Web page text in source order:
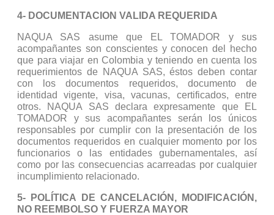
4- DOCUMENTACION VALIDA REQUERIDA
NAQUA SAS asume que EL TOMADOR y sus
acompañantes son conscientes y conocen del hecho
que para viajar en Colombia y teniendo en cuenta los
requerimientos de NAQUA SAS, éstos deben contar
con los documentos requeridos, documento de
identidad vigente, visa, vacunas, certificados, entre
otros. NAQUA SAS declara expresamente que EL
TOMADOR y sus acompañantes serán los únicos
responsables por cumplir con la presentación de los
documentos requeridos en cualquier momento por los
funcionarios o las entidades gubernamentales, así
como por las consecuencias acarreadas por cualquier
incumplimiento relacionado.
5- POLÍTICA DE CANCELACIÓN, MODIFICACIÓN,
NO REEMBOLSO Y FUERZA MAYOR